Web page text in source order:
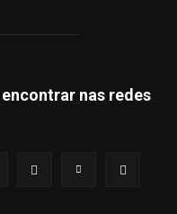
nas redes